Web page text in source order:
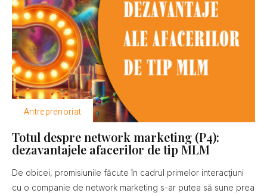
Antreprenoriat
Totul despre network marketing (P4):
dezavantajele afacerilor de tip MLM
De obicei, promisiunile făcute în cadrul primelor interacţiuni
cu o companie de network marketing s-ar putea să sune prea